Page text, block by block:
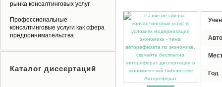
Автореферат
Год
рынка консалтинговых услуг
Профессиональные
консалтинговые услуги как сфера
предпринимательства
Каталог диссертаций